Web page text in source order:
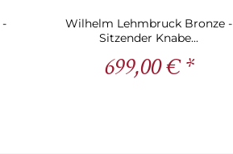
Wilhelm Lehmbruck Bronze -
Sitzender Knabe...
699,00 € *